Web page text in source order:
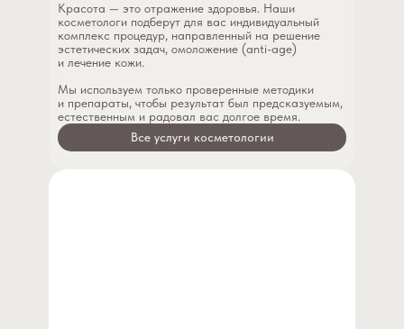
Красота — это отражение здоровья. Наши
косметологи подберут для вас индивидуальный
комплекс процедур, направленный на решение
эстетических задач, омоложение (anti-age)
и лечение кожи.
Мы используем только проверенные методики
и препараты, чтобы результат был предсказуемым,
естественным и радовал вас долгое время.
Все услуги косметологии